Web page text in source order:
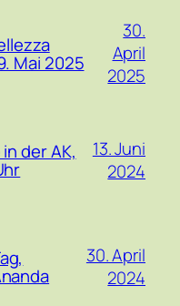
Mai 2025
30.
April
2025
der AK,
13. Juni
2024
30. April
2024